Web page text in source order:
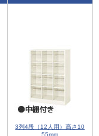
3列4段（12人用）高さ10
55mm